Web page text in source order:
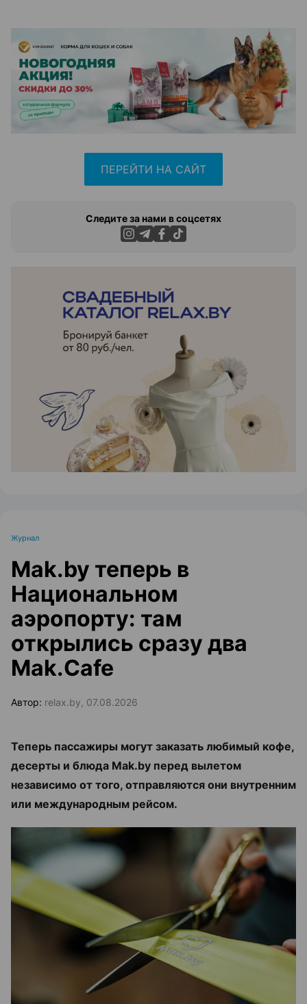
ПЕРЕЙТИ НА САЙТ
Следите за нами в соцсетях
ЭФФЕКТИВНАЯ РЕКЛАМА НА САЙТЕ
Журнал
Mak.by теперь в
Национальном
аэропорту: там
открылись сразу два
Mak.Cafe
Автор: relax.by, 07.08.2026
Теперь пассажиры могут заказать любимый кофе,
десерты и блюда Mak.by перед вылетом
независимо от того, отправляются они внутренним
или международным рейсом.